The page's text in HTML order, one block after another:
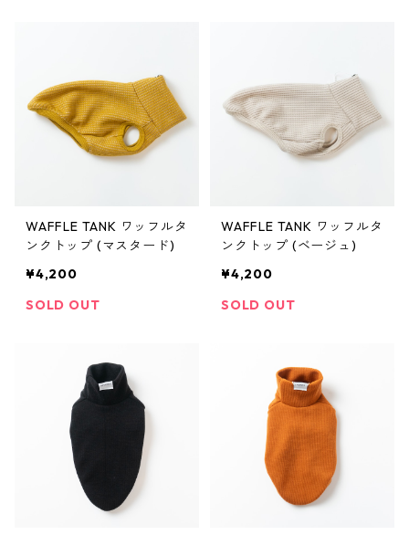
WAFFLE TANK ワッフルタ
ンクトップ (マスタード)
¥4,200
SOLD OUT
WAFFLE TANK ワッフルタ
ンクトップ (ベージュ)
¥4,200
SOLD OUT